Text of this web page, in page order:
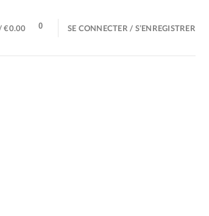
/€0.00 0 SE CONNECTER / S’ENREGISTRER